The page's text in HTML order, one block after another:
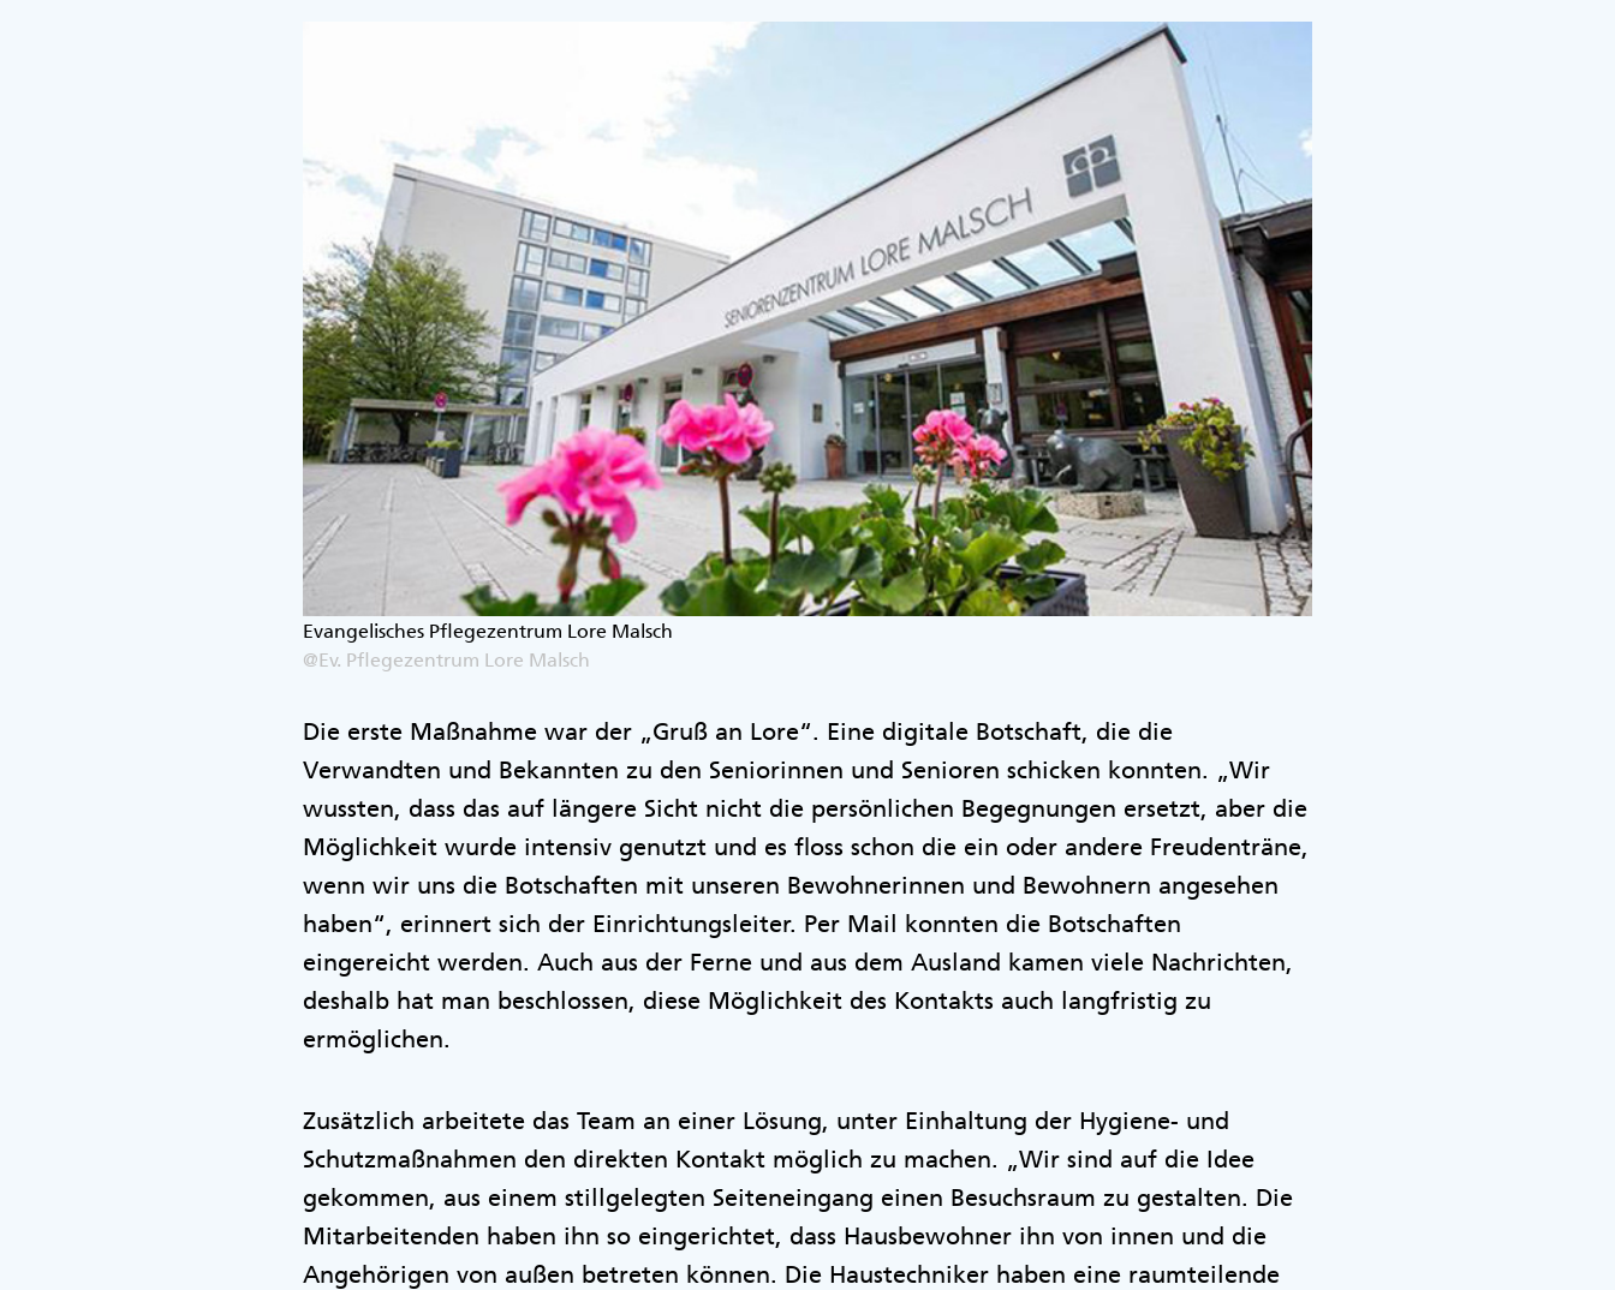
Evangelisches Pflegezentrum Lore Malsch
@Ev. Pflegezentrum Lore Malsch
Die erste Maßnahme war der „Gruß an Lore“. Eine digitale Botschaft, die die
Verwandten und Bekannten zu den Seniorinnen und Senioren schicken konnten. „Wir
wussten, dass das auf längere Sicht nicht die persönlichen Begegnungen ersetzt, aber die
Möglichkeit wurde intensiv genutzt und es floss schon die ein oder andere Freudenträne,
wenn wir uns die Botschaften mit unseren Bewohnerinnen und Bewohnern angesehen
haben“, erinnert sich der Einrichtungsleiter. Per Mail konnten die Botschaften
eingereicht werden. Auch aus der Ferne und aus dem Ausland kamen viele Nachrichten,
deshalb hat man beschlossen, diese Möglichkeit des Kontakts auch langfristig zu
ermöglichen.
Zusätzlich arbeitete das Team an einer Lösung, unter Einhaltung der Hygiene- und
Schutzmaßnahmen den direkten Kontakt möglich zu machen. „Wir sind auf die Idee
gekommen, aus einem stillgelegten Seiteneingang einen Besuchsraum zu gestalten. Die
Mitarbeitenden haben ihn so eingerichtet, dass Hausbewohner ihn von innen und die
Angehörigen von außen betreten können. Die Haustechniker haben eine raumteilende